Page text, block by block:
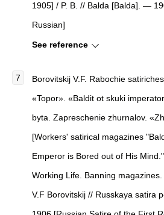
1905] / P. B. // Balda [Balda] . —
Russian]
See reference
Borovitskij V.F. Rabochie
«Topor». «Baldit ot skuki
byta. Zapreschenie zhurnalov.
[Workers' satirical magazines
Emperor is Bored out of His
Working Life. Banning
V.F Borovitskij // Russkaya satira